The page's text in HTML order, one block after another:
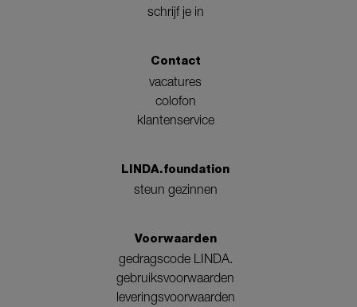
schrijf je in
Contact
vacatures
colofon
klantenservice
LINDA.foundation
steun gezinnen
Voorwaarden
gedragscode LINDA.
gebruiksvoorwaarden
leveringsvoorwaarden